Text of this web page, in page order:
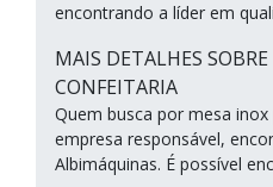
encontrando a líder em
MAIS DETALHES
CONFEITARIA
Quem busca por mesa
empresa responsável,
Albimáquinas. É possível